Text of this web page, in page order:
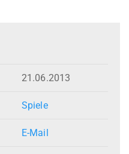
21.06.2013
Spiele
E-Mail